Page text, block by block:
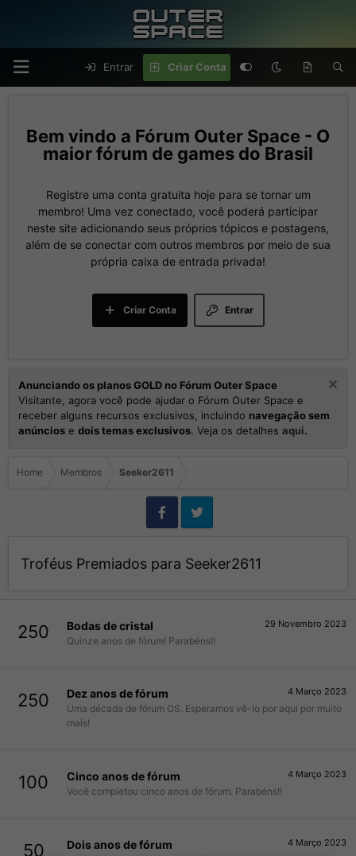
Entrar Criar Conta
Fórum Outer Space - O
maior fórum de games do Brasil
Registre uma conta gratuita hoje para se tornar um
membro! Uma vez conectado, você poderá participar
neste site adicionando seus próprios tópicos e postagens,
além de se conectar com outros membros por meio de sua
própria caixa de entrada privada!
Entrar
Criar Conta
Anunciando os planos GOLD no Fórum Outer Space
Visitante, agora você pode ajudar o Fórum Outer Space e
receber alguns recursos exclusivos, incluindo navegação sem
anúncios e dois temas exclusivos. Veja os detalhes aqui.
Home Membros Seeker2611
Troféus Premiados para Seeker2611
250 29 Novembro 2023
Bodas de cristal
Quinze anos de fórum! Parabéns!!
250 4 Março 2023
Dez anos de fórum
Uma década de fórum OS. Esperamos vê-lo por aqui por muito
mais!
100 4 Março 2023
Cinco anos de fórum
Você completou cinco anos de fórum. Parabéns!!
50 4 Março 2023
Dois anos de fórum